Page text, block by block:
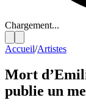
Chargement...
Accueil/Artistes
Mort
publie un